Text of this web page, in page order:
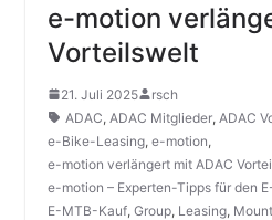
e-motion
Vorteilswelt
21. Juli 2025
rsch
ADAC, ADAC Mitglieder, ADAC
e-Bike-Leasing, e-motion,
e-motion verlängert mit ADAC
e-motion – Experten-Tipps für den
E-MTB-Kauf, Group, Leasing,